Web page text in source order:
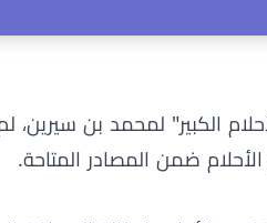
الكبير" لمحمد بن سيرين،
ضمن المصادر المتاحة.